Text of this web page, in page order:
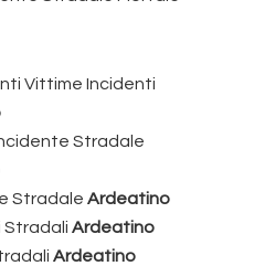
Vittime Incidenti
Stradale
StradaleArdeatino
StradaliArdeatino
Ardeatino